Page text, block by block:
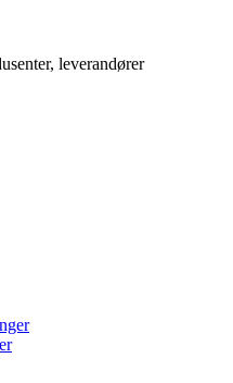
leverandører